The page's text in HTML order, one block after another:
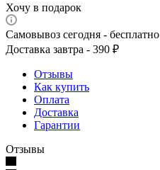
Хочу в подарок
Самовывоз сегодня - бесплатно
Доставка завтра - 390 ₽
Отзывы
Как купить
Оплата
Доставка
Гарантии
Отзывы